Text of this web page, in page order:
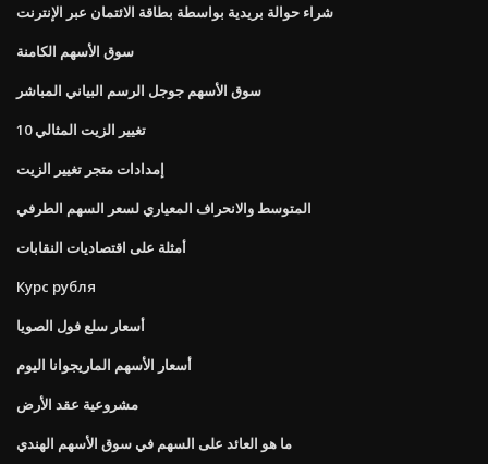
شراء حوالة بريدية بواسطة بطاقة الائتمان عبر الإنترنت
سوق الأسهم الكامنة
سوق الأسهم جوجل الرسم البياني المباشر
10 تغيير الزيت المثالي
إمدادات متجر تغيير الزيت
المتوسط ​​والانحراف المعياري لسعر السهم الطرفي
أمثلة على اقتصاديات النقابات
Курс рубля
أسعار سلع فول الصويا
أسعار الأسهم الماريجوانا اليوم
مشروعية عقد الأرض
ما هو العائد على السهم في سوق الأسهم الهندي